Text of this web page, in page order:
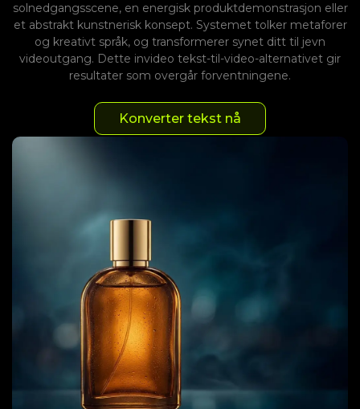
solnedgangsscene, en energisk produktdemonstrasjon eller
et abstrakt kunstnerisk konsept. Systemet tolker metaforer
og kreativt språk, og transformerer synet ditt til jevn
videoutgang. Dette invideo tekst-til-video-alternativet gir
resultater som overgår forventningene.
Konverter tekst nå